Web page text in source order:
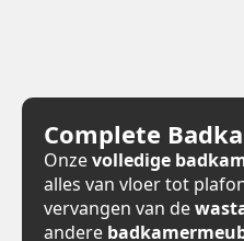
Complete
Onzevolledige
alles van vloer tot
vervangen van de
andere